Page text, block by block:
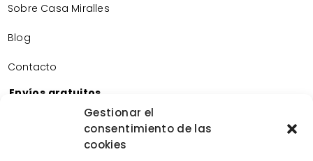
Gestionar el
consentimiento de las
cookies
Sobre Casa Miralles
Blog
Contacto
Envíos gratuitos
Envíos gratuitos por la compra de más de 60€.
Devoluciones gratuitas
Devoluciones gratuitas en nuestra tienda física.